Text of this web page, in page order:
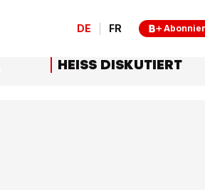
DE FR
HEISS DISKUTIERT